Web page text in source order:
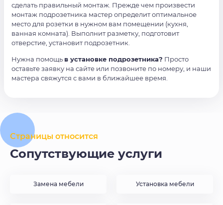
сделать правильный монтаж. Прежде чем произвести
монтаж подрозетника мастер определит оптимальное
место для розетки в нужном вам помещении (кухня,
ванная комната). Выполнит разметку, подготовит
отверстие, установит подрозетник.
Нужна помощь в установке подрозетника? Просто
оставьте заявку на сайте или позвоните по номеру, и наши
мастера свяжутся с вами в ближайшее время.
Страницы относится
Сопутствующие услуги
Замена мебели Установка мебели